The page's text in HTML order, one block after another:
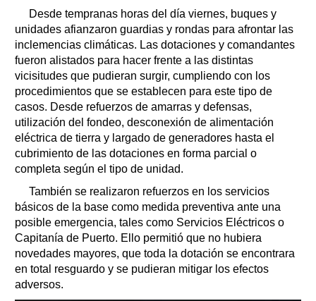
Desde tempranas horas del día viernes, buques y
unidades afianzaron guardias y rondas para afrontar las
inclemencias climáticas. Las dotaciones y comandantes
fueron alistados para hacer frente a las distintas
vicisitudes que pudieran surgir, cumpliendo con los
procedimientos que se establecen para este tipo de
casos. Desde refuerzos de amarras y defensas,
utilización del fondeo, desconexión de alimentación
eléctrica de tierra y largado de generadores hasta el
cubrimiento de las dotaciones en forma parcial o
completa según el tipo de unidad.
También se realizaron refuerzos en los servicios
básicos de la base como medida preventiva ante una
posible emergencia, tales como Servicios Eléctricos o
Capitanía de Puerto. Ello permitió que no hubiera
novedades mayores, que toda la dotación se encontrara
en total resguardo y se pudieran mitigar los efectos
adversos.